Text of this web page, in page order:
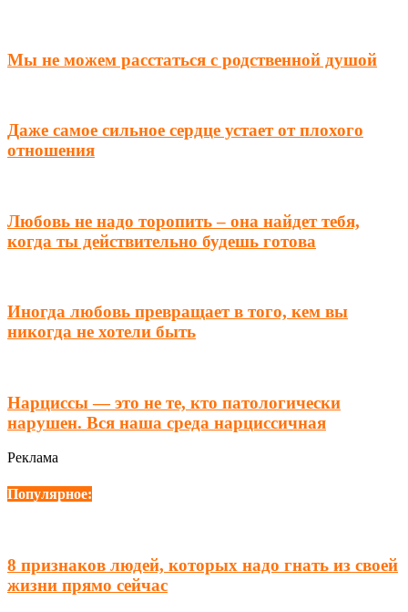
Мы не можем расстаться с родственной душой
Даже самое сильное сердце устает от плохого
отношения
Любовь не надо торопить – она найдет тебя,
когда ты действительно будешь готова
Иногда любовь превращает в того, кем вы
никогда не хотели быть
Нарциссы — это не те, кто патологически
нарушен. Вся наша среда нарциссичная
Реклама
Популярное:
8 признаков людей, которых надо гнать из своей
жизни прямо сейчас